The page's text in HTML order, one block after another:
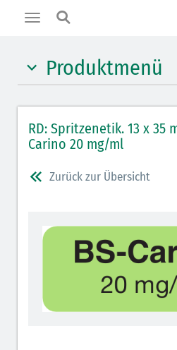
Toggle
Produktmenü
Benzodiazepine (orange)
Benzodiazepin-Antagonisten
Muskelrelaxantien (rot weißer
Opiate/Opioide (hellblau)
Lokalanästhetika (grau)
RD: Spritzenetik. 13 x 35
Carino 20 mg/ml
Zurück zur Übersicht